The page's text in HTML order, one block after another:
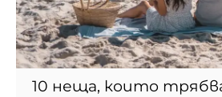
10 неща, които